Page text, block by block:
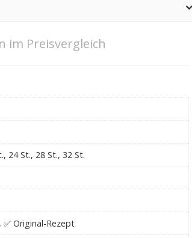
im Preisvergleich
24 St., 28 St., 32 St.
✅ Original-Rezept